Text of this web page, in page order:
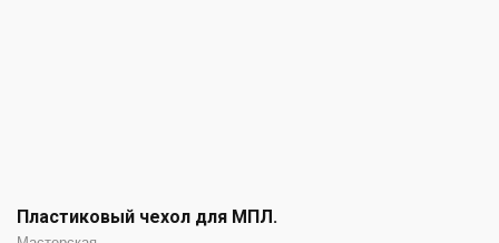
Пластиковый чехол для МПЛ.